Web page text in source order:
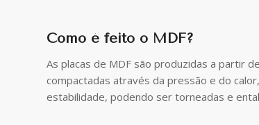
Como é feito o MDF?
As placas de MDF são produzidas a partir
compactadas através da pressão e do
estabilidade, podendo ser torneadas e